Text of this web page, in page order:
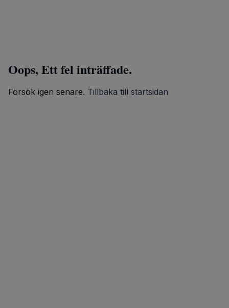
Oops, Ett fel inträffade.
Försök igen senare. Tillbaka till startsidan